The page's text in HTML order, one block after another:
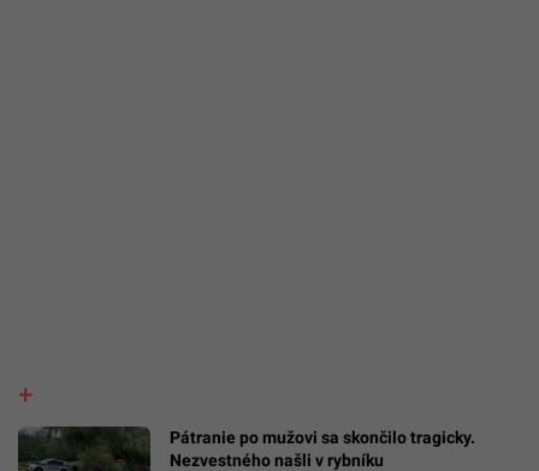
Pátranie po mužovi sa skončilo tragicky.
Nezvestného našli v rybníku